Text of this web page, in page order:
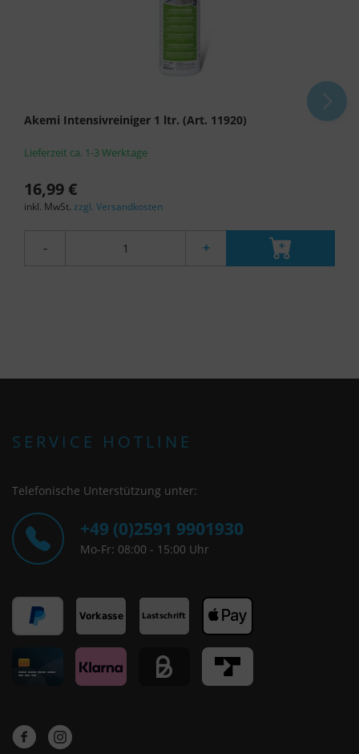
Akemi Intensivreiniger 1 ltr. (Art. 11920)
Lieferzeit ca. 1-3 Werktage
16,99 €
inkl. MwSt. zzgl. Versandkosten
- +
SERVICE HOTLINE
Telefonische Unterstützung unter:
+49 (0)2591 9901930
Mo-Fr: 08:00 - 15:00 Uhr